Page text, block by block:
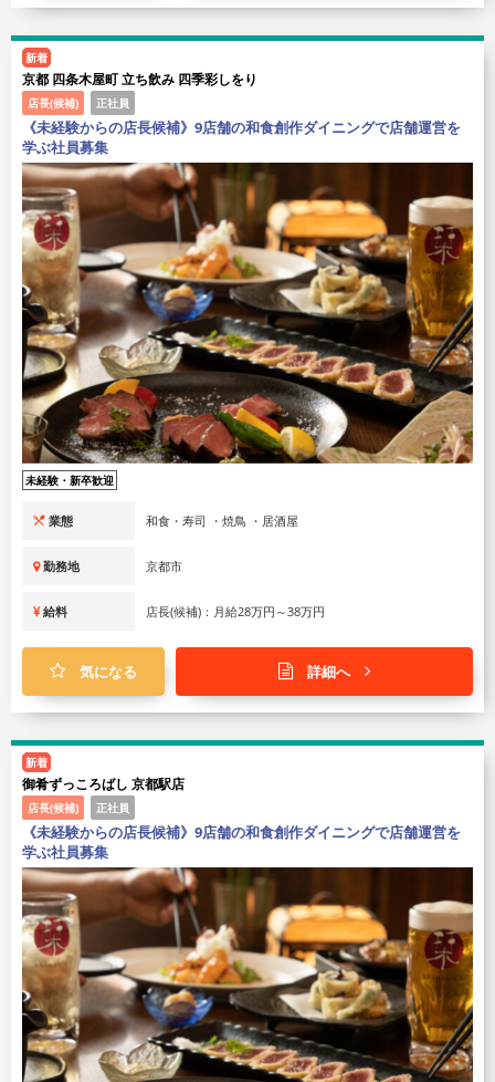
新着
京都 四条木屋町 立ち飲み 四季彩しをり
店長(候補) 正社員
《未経験からの店長候補》9店舗の和食創作ダイニングで店舗運営を
学ぶ社員募集
未経験・新卒歓迎
業態 和食・寿司 ・焼鳥 ・居酒屋
勤務地 京都市
給料 店長(候補)：月給28万円～38万円
気になる 詳細へ
新着
御肴ずっころばし 京都駅店
店長(候補) 正社員
《未経験からの店長候補》9店舗の和食創作ダイニングで店舗運営を
学ぶ社員募集